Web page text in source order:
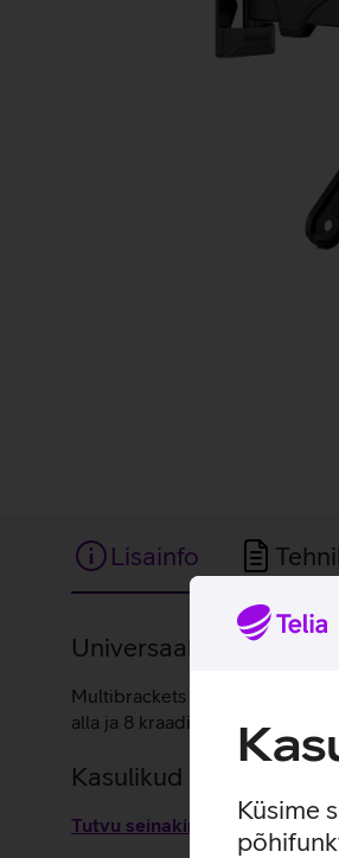
Küsime
Lisainfo
Lisainfo
Universaalne
Multibrackets seinakinnitus,
alla ja 8 kraadi üles, kaugus
Kasulikud lingid
Tutvu seinakinnituse